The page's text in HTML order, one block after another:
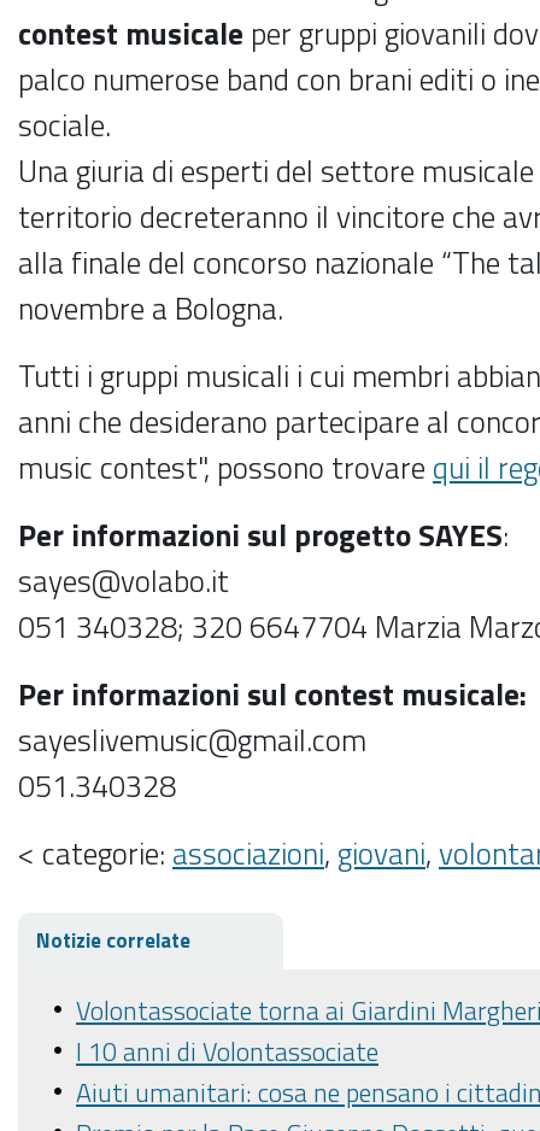
contest musicale per gruppi giovanili
palco numerose band con brani editi o
sociale.
Una giuria di esperti del settore
territorio decreteranno il vincitore che
alla finale del concorso nazionale “The
novembre a Bologna.
Tutti i gruppi musicali i cui membri
anni che desiderano partecipare al
music contest", possono trovare qui il
Per informazioni sul progetto SAYES:
sayes@volabo.it
051 340328; 320 6647704 Marzia
Per informazioni sul contest musicale:
sayeslivemusic@gmail.com
051.340328
< categorie: associazioni, giovani,
Notizie correlate
Volontassociate torna ai Giardini
I 10 anni di Volontassociate
Aiuti umanitari: cosa ne pensano i